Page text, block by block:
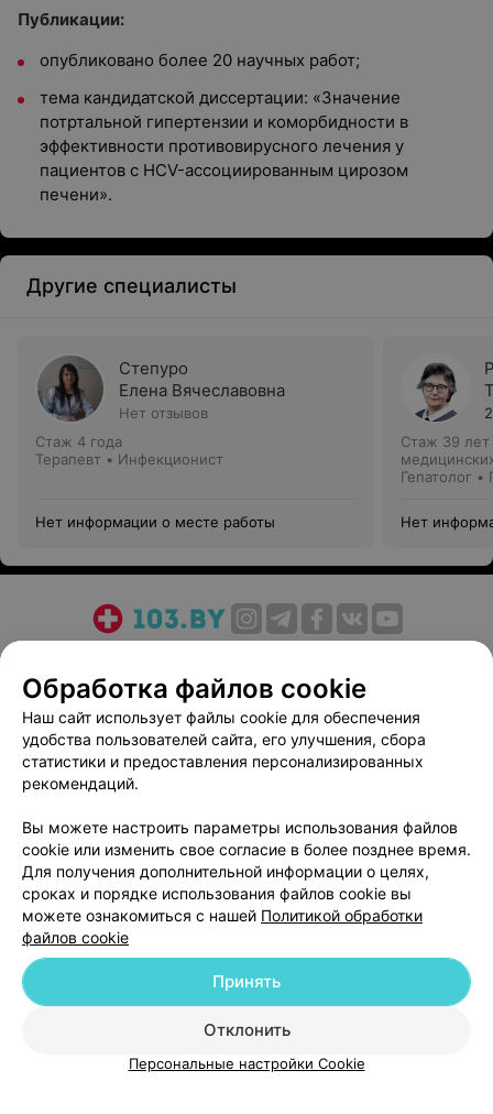
Публикации:
опубликовано более 20 научных работ;
тема кандидатской диссертации: «Значение
потртальной гипертензии и коморбидности в
эффективности противовирусного лечения у
пациентов с НСV-ассоциированным цирозом
печени».
Другие специалисты
Степуро
Елена Вячеславовна
Нет отзывов
Стаж 4 года
Терапевт • Инфекционист
Нет информации о месте работы
Стаж 39 лет
Гепатолог •
Нет
Медицинский маркетинг
Публичный договор
Пользовательское соглашение
Способы оплаты
Вакансии
Партнеры
Написать руководителю 103.by
Персональные настройки cookie
Обработка персональных данных
Обработка файлов cookie
Наш сайт использует файлы cookie для обеспечения
удобства пользователей сайта, его улучшения, сбора
статистики и предоставления персонализированных
рекомендаций.
Вы можете настроить параметры использования файлов
cookie или изменить свое согласие в более позднее время.
Для получения дополнительной информации о целях,
сроках и порядке использования файлов cookie вы
можете ознакомиться с нашей Политикой обработки
файлов cookie
Отклонить
Принять
Персональные настройки Cookie